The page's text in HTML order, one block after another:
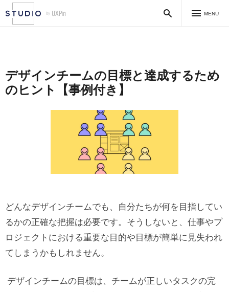
MENU
デザインチームの目標と達成するため
のヒント【事例付き】
どんなデザインチームでも、自分たちが何を目指してい
るかの正確な把握は必要です。そうしないと、仕事やプ
ロジェクトにおける重要な目的や目標が簡単に見失われ
てしまうかもしれません。
デザインチームの目標は、チームが正しいタスクの完